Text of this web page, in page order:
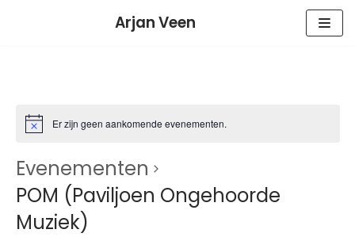
Arjan Veen
Er zijn geen aankomende evenementen.
Evenementen
POM (Paviljoen Ongehoorde
Muziek)